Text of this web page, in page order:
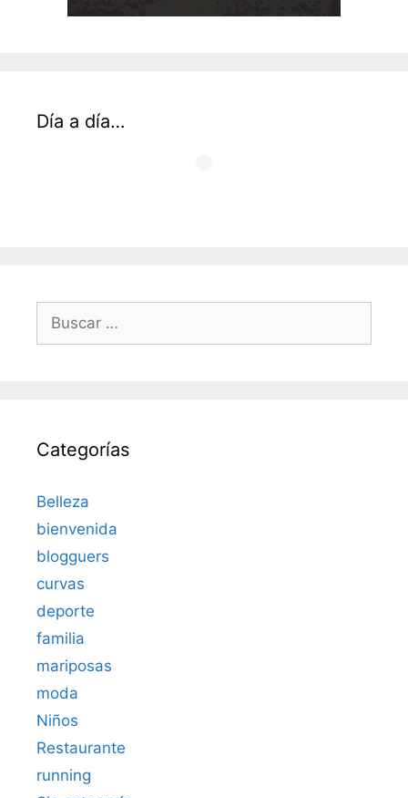
Día a día…
Categorías
Belleza
bienvenida
blogguers
curvas
deporte
familia
mariposas
moda
Niños
Restaurante
running